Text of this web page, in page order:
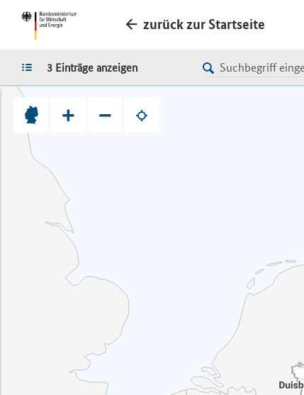
zurück zur Startseite
LISTE
3 Einträge anzeigen
+ −